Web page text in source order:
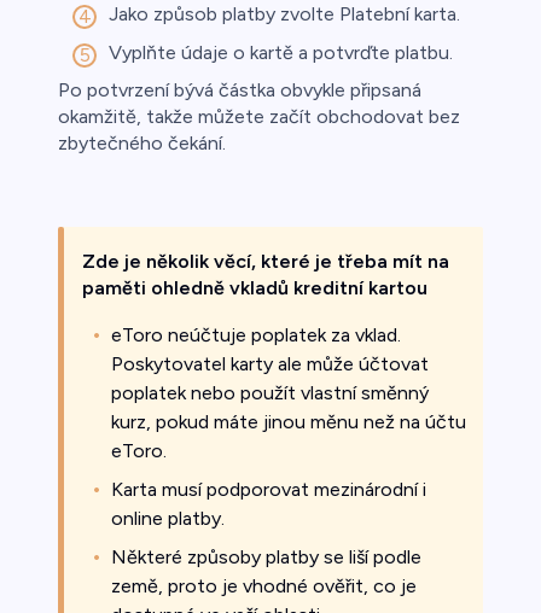
Jako způsob platby zvolte Platební karta.
Vyplňte údaje o kartě a potvrďte platbu.
Po potvrzení bývá částka obvykle připsaná
okamžitě, takže můžete začít obchodovat bez
zbytečného čekání.
Zde je několik věcí, které je třeba mít na
paměti ohledně vkladů kreditní kartou
eToro neúčtuje poplatek za vklad.
Poskytovatel karty ale může účtovat
poplatek nebo použít vlastní směnný
kurz, pokud máte jinou měnu než na účtu
eToro.
Karta musí podporovat mezinárodní i
online platby.
Některé způsoby platby se liší podle
země, proto je vhodné ověřit, co je